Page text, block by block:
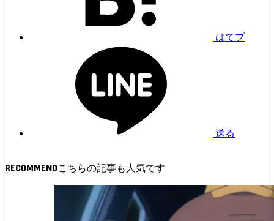
はてブ
送る
RECOMMEND